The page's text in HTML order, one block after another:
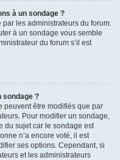
à un sondage ?
par les administrateurs du forum.
à un sondage vous semble
du forum s’il est
sondage ?
peuvent être modifiés que par
Pour modifier un sondage,
du sujet car le sondage est
n’a encore voté, il est
ses options. Cependant, si
et les administrateurs